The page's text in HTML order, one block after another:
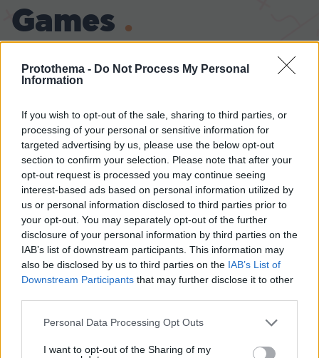
Protothema - Do Not Process My Personal
Information
If you wish to opt-out of the sale, sharing to third parties, or
processing of your personal or sensitive information for
targeted advertising by us, please use the below opt-out
section to confirm your selection. Please note that after your
opt-out request is processed you may continue seeing
interest-based ads based on personal information utilized by
us or personal information disclosed to third parties prior to
your opt-out. You may separately opt-out of the further
disclosure of your personal information by third parties on the
IAB’s list of downstream participants. This information may
also be disclosed by us to third parties on the IAB’s List of
Downstream Participants that may further disclose it to other
Please note that this website/app uses one or more Google
not limited to your visit or usage behaviour. You may click to
Personal Data Processing Opt Outs
I want to opt-out of the Sharing of my
Games
Cut The Rope Northern Heights Candy
ΔΕΙΤΕ ΟΛΑ ΤΑ GAMES
Best of Network